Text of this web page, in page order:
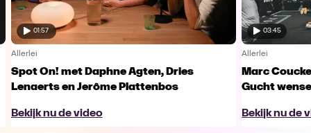
01:57
Allerlei
Spot On! met Daphne Agten, Dries
Lenaerts en Jerôme Plattenbos
Bekijk nu de video
03:45
Allerlei
Marc
Gucht
Bekijk nu de